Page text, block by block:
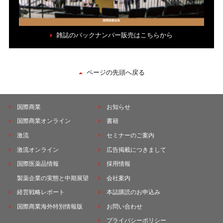
雑誌のバックナンバー販売はこちらから
ページの先頭へ戻る
国際商業
国際商業オンライン
激流
激流オンライン
国際医薬品情報
製薬企業の実態と中期展望
経営戦略レポート
国際商業海外特別情報版
お知らせ
書籍
セミナーのご案内
広告掲載につきまして
採用情報
会社案内
本誌購読のお申込み
お問い合わせ
プライバシーポリシー